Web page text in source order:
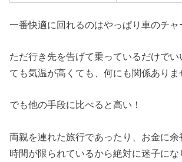
一番快適に回れるのはやっぱり車のチャ
ただ行き先を告げて乗っているだけでい
ても気温が高くても、何にも関係ありま
でも他の手段に比べると高い！
両親を連れた旅行であったり、お金に余
時間が限られているから絶対に迷子にな